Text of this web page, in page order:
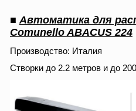
■ Автоматика для
Comunello ABACUS 224
Производство: Италия
Створки до 2.2 метров и до 200